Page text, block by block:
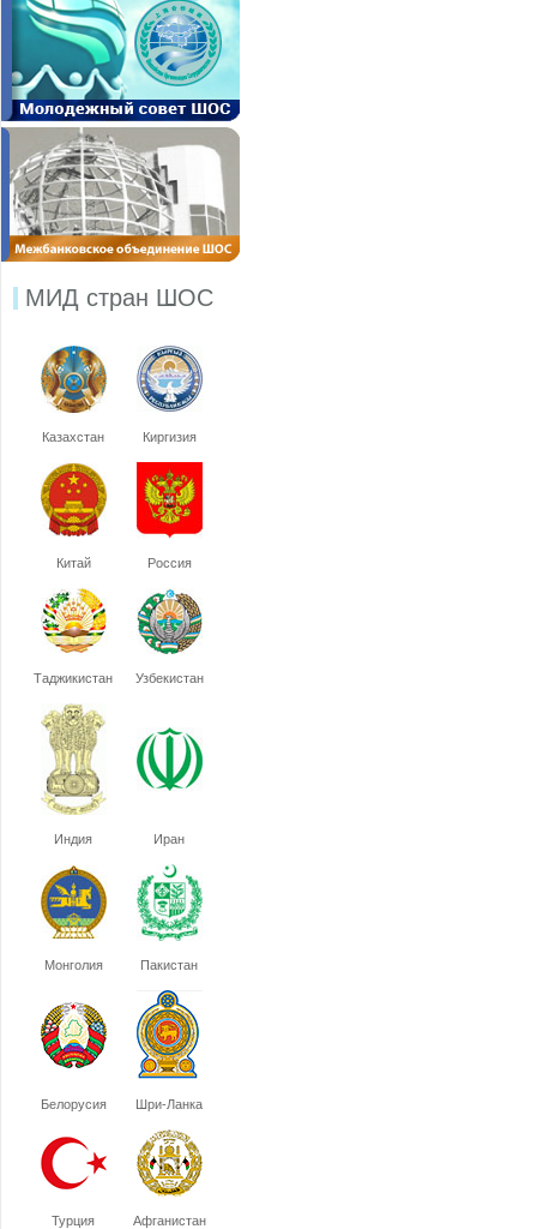
МИД стран ШОС
Казахстан Киргизия
Китай Россия
Таджикистан Узбекистан
Индия Иран
Монголия Пакистан
Белорусия Шри-Ланка
Турция Афганистан